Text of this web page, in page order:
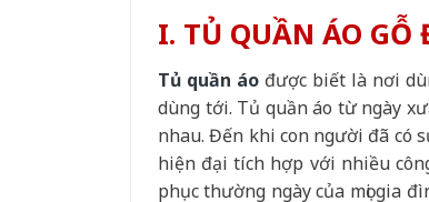
I. TỦ QUẦN ÁO
Tủ quần áo được biết là nơi
dùng tới. Tủ quần áo từ ngày
nhau. Đến khi con người đã có
hiện đại tích hợp với nhiều
phục thường ngày của mọi gia